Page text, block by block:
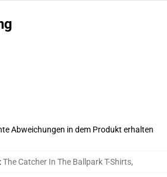
Abweichungen in dem Produkt erhalten
:The Catcher In The Ballpark T-Shirts,